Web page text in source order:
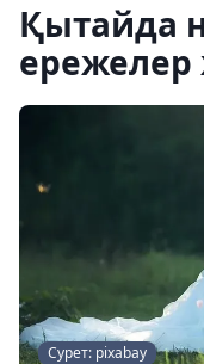
Қытайда
Сурет: pixabay